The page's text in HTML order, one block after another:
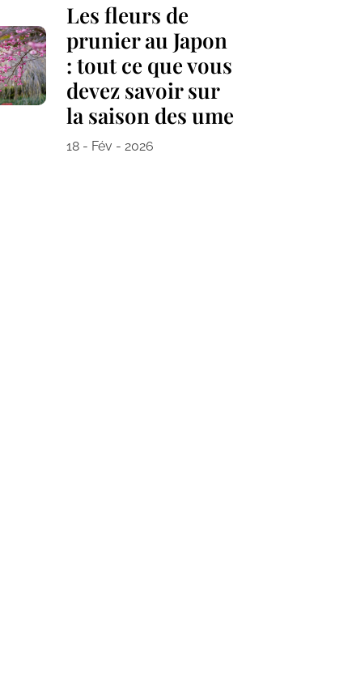
Les fleurs de
prunier au Japon
: tout ce que vous
devez savoir sur
la saison des ume
18 - Fév - 2026